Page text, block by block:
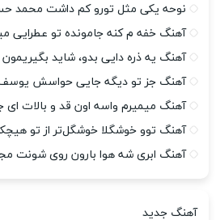
نوحه یکی مثل تورو کم داشت محمد
آهنگ خفه م کنه جامونده تو عطرایی
آهنگ یه ذره دایی بدو، شاید بگیریمون
آهنگ جز تو دیگه جایی حواسش یوسف
آهنگ میمیرم واسه اون قد و بالات
آهنگ توو خوشگلا خوشگل‌تر از تو
آهنگ ابری شه هوا بارون روی شونت
آهنگ جدید